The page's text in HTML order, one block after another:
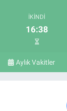
İKINDI
16:38
Aylık Vakitler